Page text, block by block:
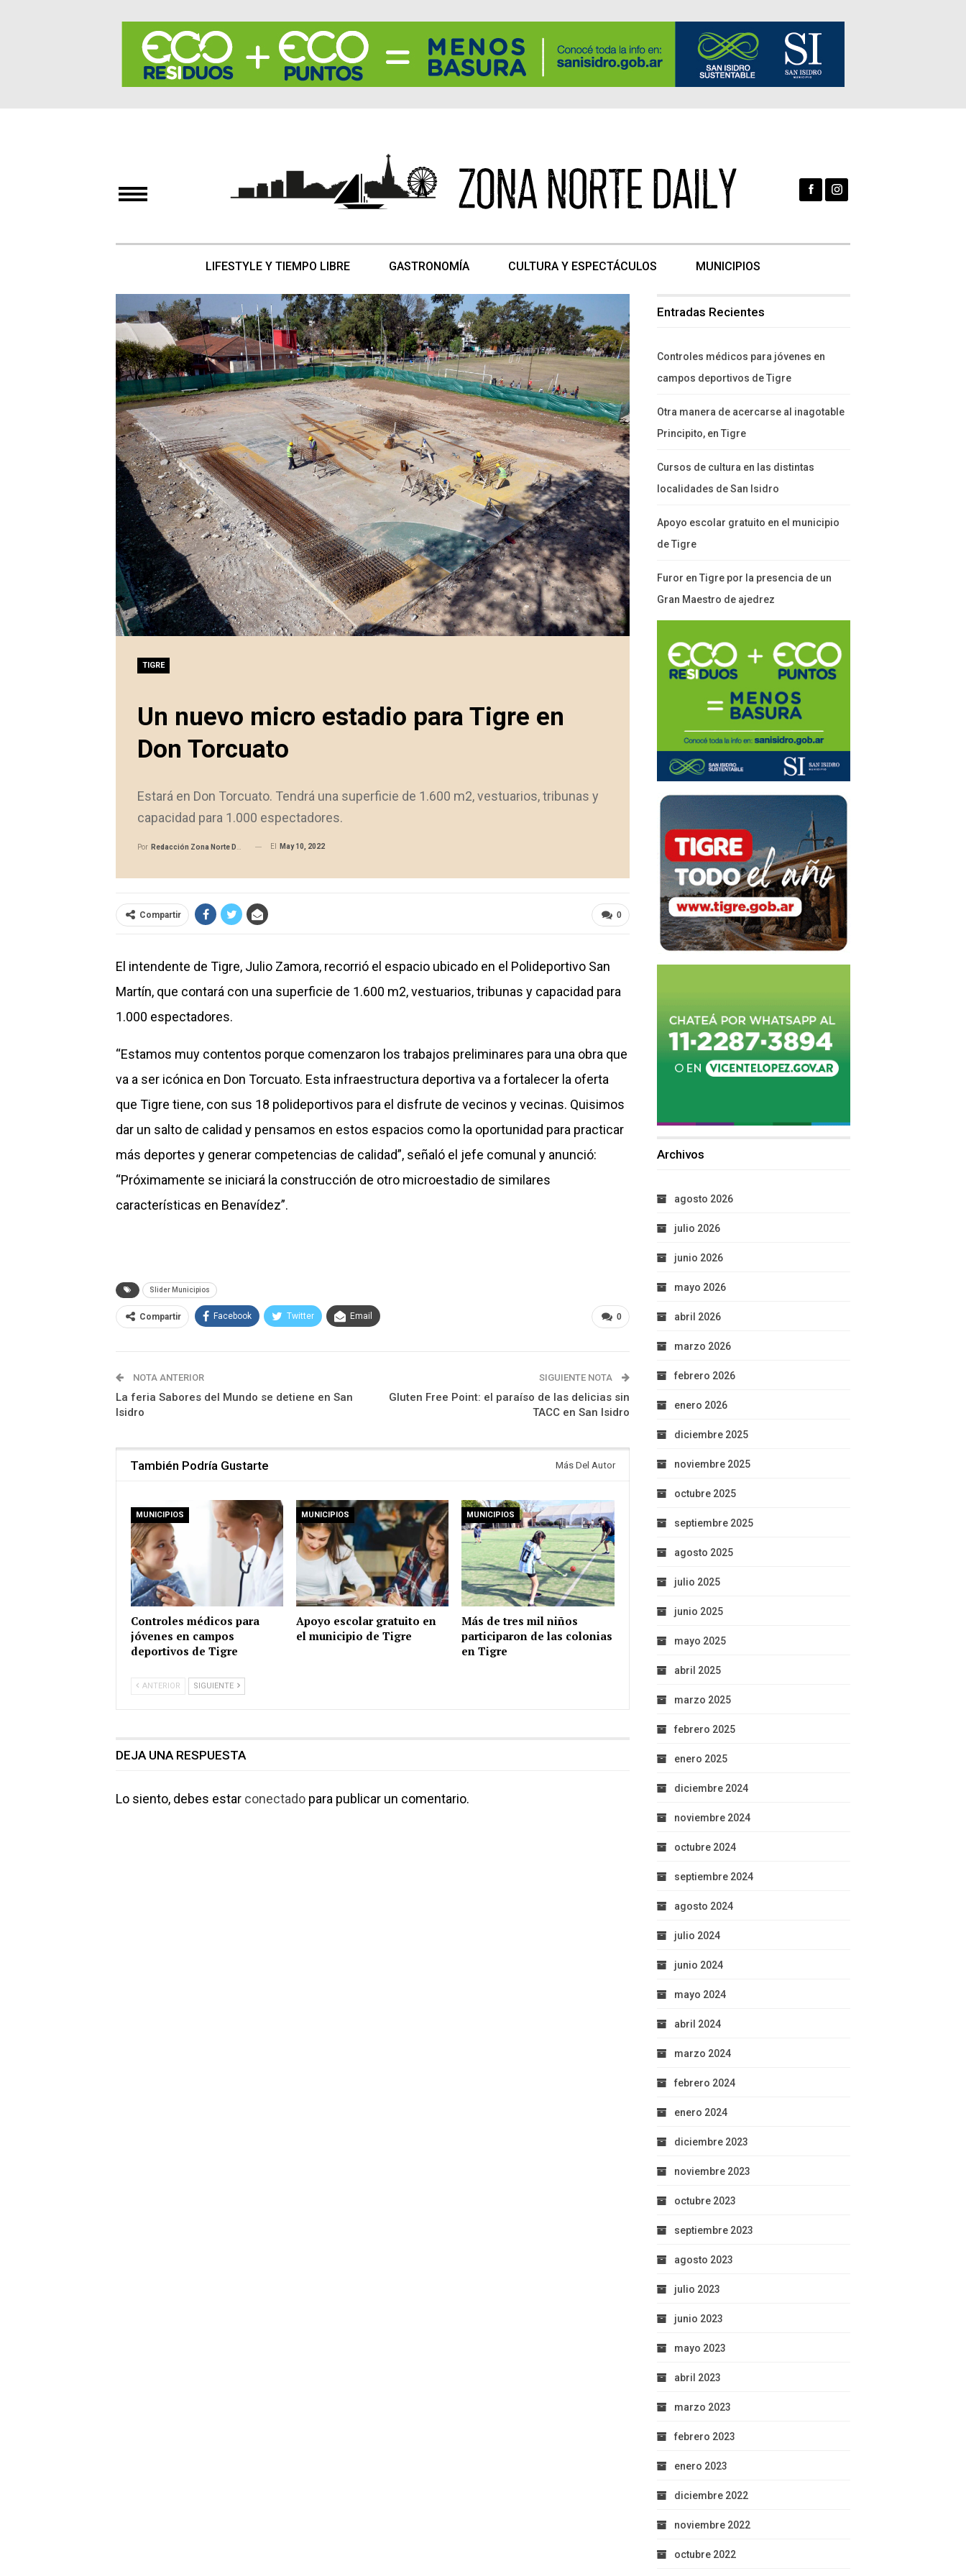
LIFESTYLE Y TIEMPO LIBRE GASTRONOMÍA CULTURA Y ESPECTÁCULOS MUNICIPIOS
TIGRE
Un nuevo micro estadio para Tigre en
Don Torcuato
Estará en Don Torcuato. Tendrá una superficie de 1.600 m2, vestuarios, tribunas y
capacidad para 1.000 espectadores.
Por Redacción Zona Norte Daily El May 10, 2022
0
Compartir
El intendente de Tigre, Julio Zamora, recorrió el espacio ubicado en el Polideportivo San
Martín, que contará con una superficie de 1.600 m2, vestuarios, tribunas y capacidad para
1.000 espectadores.
“Estamos muy contentos porque comenzaron los trabajos preliminares para una obra que
va a ser icónica en Don Torcuato. Esta infraestructura deportiva va a fortalecer la oferta
que Tigre tiene, con sus 18 polideportivos para el disfrute de vecinos y vecinas. Quisimos
dar un salto de calidad y pensamos en estos espacios como la oportunidad para practicar
más deportes y generar competencias de calidad”, señaló el jefe comunal y anunció:
“Próximamente se iniciará la construcción de otro microestadio de similares
características en Benavídez”.
Slider Municipios
0
Compartir Facebook Twitter Email
NOTA ANTERIOR
La feria Sabores del Mundo se detiene en San
Isidro
SIGUIENTE NOTA
Gluten Free Point: el paraíso de las delicias sin
TACC en San Isidro
También Podría Gustarte Más Del Autor
MUNICIPIOS
Controles médicos para
jóvenes en campos
deportivos de Tigre
MUNICIPIOS
Apoyo escolar gratuito en
el municipio de Tigre
MUNICIPIOS
Más de tres mil niños
participaron de las colonias
en Tigre
ANTERIOR SIGUIENTE
DEJA UNA RESPUESTA
Lo siento, debes estar conectado para publicar un comentario.
Entradas Recientes
Controles médicos para jóvenes en
campos deportivos de Tigre
Otra manera de acercarse al inagotable
Principito, en Tigre
Cursos de cultura en las distintas
localidades de San Isidro
Apoyo escolar gratuito en el municipio
de Tigre
Furor en Tigre por la presencia de un
Gran Maestro de ajedrez
Archivos
agosto 2026
julio 2026
junio 2026
mayo 2026
abril 2026
marzo 2026
febrero 2026
enero 2026
diciembre 2025
noviembre 2025
octubre 2025
septiembre 2025
agosto 2025
julio 2025
junio 2025
mayo 2025
abril 2025
marzo 2025
febrero 2025
enero 2025
diciembre 2024
noviembre 2024
octubre 2024
septiembre 2024
agosto 2024
julio 2024
junio 2024
mayo 2024
abril 2024
marzo 2024
febrero 2024
enero 2024
diciembre 2023
noviembre 2023
octubre 2023
septiembre 2023
agosto 2023
julio 2023
junio 2023
mayo 2023
abril 2023
marzo 2023
febrero 2023
enero 2023
diciembre 2022
noviembre 2022
octubre 2022